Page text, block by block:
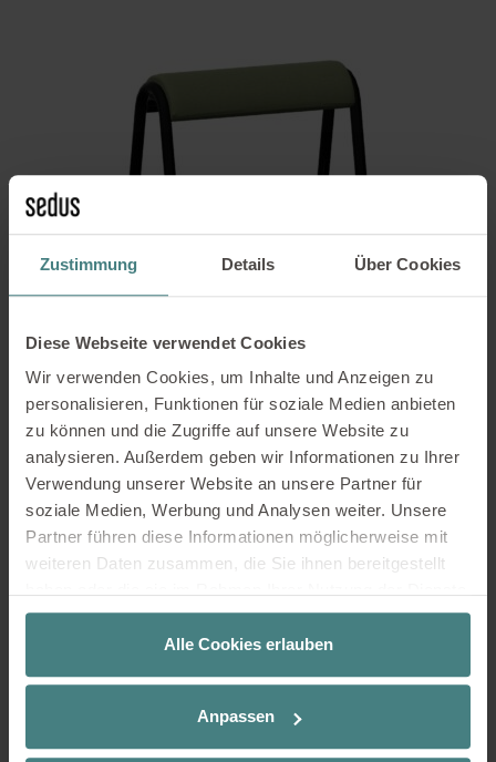
Zustimmung Details Über Cookies
Diese Webseite verwendet Cookies
Wir verwenden Cookies, um Inhalte und Anzeigen zu
personalisieren, Funktionen für soziale Medien anbieten
zu können und die Zugriffe auf unsere Website zu
analysieren. Außerdem geben wir Informationen zu Ihrer
Verwendung unserer Website an unsere Partner für
soziale Medien, Werbung und Analysen weiter. Unsere
Partner führen diese Informationen möglicherweise mit
weiteren Daten zusammen, die Sie ihnen bereitgestellt
gesammelt haben.
Alle Cookies erlauben
Anpassen
2 vorrätig
inkl. 19 % MwSt.
In den Warenkorb